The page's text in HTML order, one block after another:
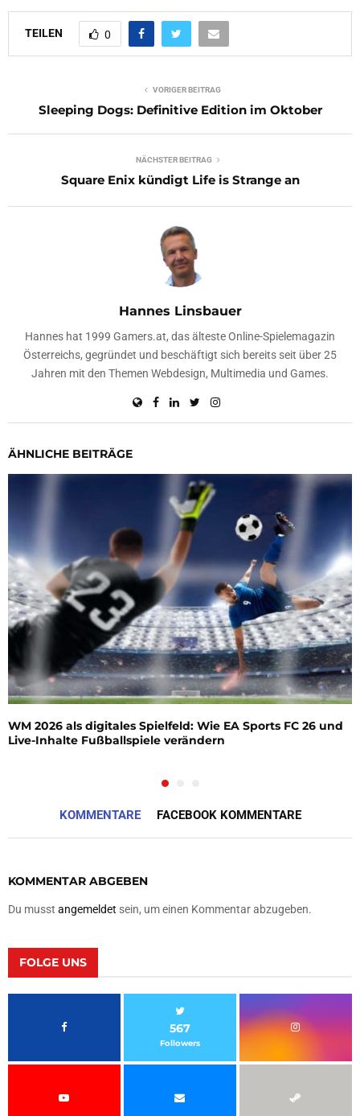
TEILEN 0
VORIGER BEITRAG
Sleeping Dogs: Definitive Edition im Oktober
NÄCHSTER BEITRAG
Square Enix kündigt Life is Strange an
Hannes Linsbauer
Hannes hat 1999 Gamers.at, das älteste Online-Spielemagazin
Österreichs, gegründet und beschäftigt sich bereits seit über 25
Jahren mit den Themen Webdesign, Multimedia und Games.
ÄHNLICHE BEITRÄGE
WM 2026 als digitales Spielfeld: Wie EA Sports FC 26 und
Live-Inhalte Fußballspiele verändern
KOMMENTARE FACEBOOK KOMMENTARE
KOMMENTAR ABGEBEN
Du musst angemeldet sein, um einen Kommentar abzugeben.
FOLGE UNS
567
Followers